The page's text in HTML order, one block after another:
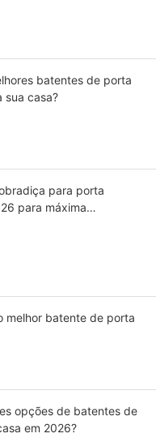
batentes de porta
sua casa?
para porta
para máxima
melhor batente de porta
opções de batentes de
em 2026?